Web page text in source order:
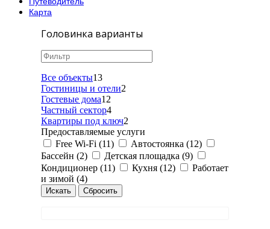
Карта
Головинка варианты
Все объекты13
Гостиницы и отели2
Гостевые дома12
Частный сектор4
Квартиры под ключ2
Предоставляемые услуги
Free Wi-Fi (11)
Автостоянка (12)
Бассейн (2)
Детская площадка (9)
Кондиционер (11)
Кухня (12)
Работает
и зимой (4)